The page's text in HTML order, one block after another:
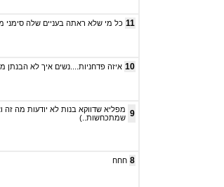
כל מי שלא ראתה בעניים שלה סימני 11
איזה פדחניות....נשים איך לא הבנתן 10
מפליא שדווקא בנות לא יודעות מה זה
שמתכחשות..) 9
חחח 8